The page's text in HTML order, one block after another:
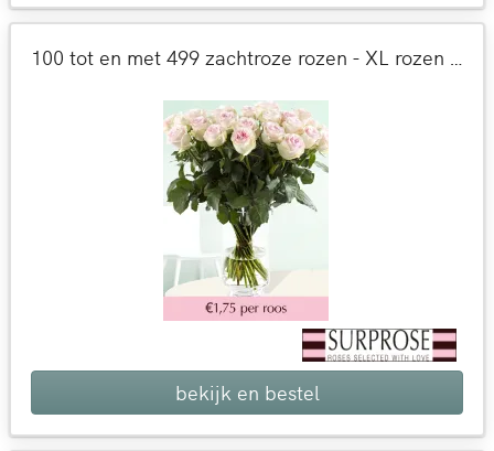
100 tot en met 499 zachtroze rozen - XL rozen - Sweet Revival
bekijk en bestel